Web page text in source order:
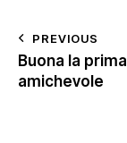
PREVIOUS
Buona la prima
amichevole